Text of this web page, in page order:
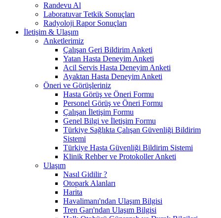
Randevu Al
Laboratuvar Tetkik Sonuçları
Radyoloji Rapor Sonuçları
İletişim & Ulaşım
Anketlerimiz
Çalışan Geri Bildirim Anketi
Yatan Hasta Deneyim Anketi
Acil Servis Hasta Deneyim Anketi
Ayaktan Hasta Deneyim Anketi
Öneri ve Görüşleriniz
Hasta Görüş ve Öneri Formu
Personel Görüş ve Öneri Formu
Çalışan İletişim Formu
Genel Bilgi ve İletişim Formu
Türkiye Sağlıkta Çalışan Güvenliği Bildirim
Sistemi
Türkiye Hasta Güvenliği Bildirim Sistemi
Klinik Rehber ve Protokoller Anketi
Ulaşım
Nasıl Gidilir ?
Otopark Alanları
Harita
Havalimanı'ndan Ulaşım Bilgisi
Tren Garı'ndan Ulaşım Bilgisi